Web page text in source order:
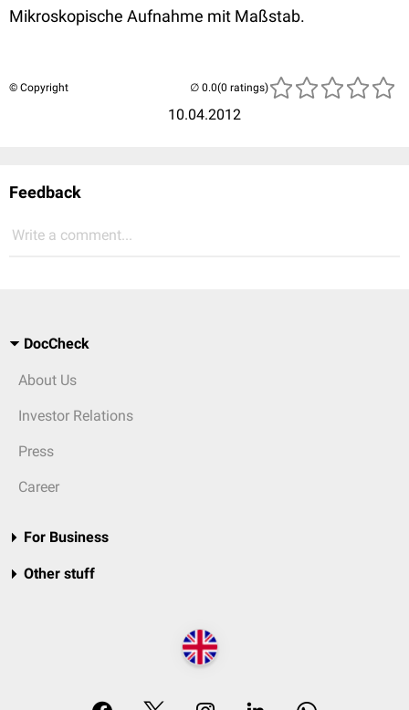
Mikroskopische Aufnahme mit Maßstab.
© Copyright
10.04.2012
(0 ratings)
Feedback
Write a comment...
DocCheck
About Us
Investor Relations
Press
Career
For Business
Other stuff